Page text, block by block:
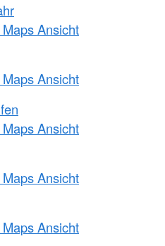
Ansicht
Ansicht
Ansicht
Ansicht
Ansicht